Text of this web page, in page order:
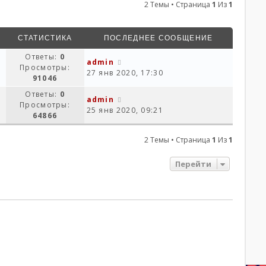
2 Темы • Страница1 Из1
СТАТИСТИКА ПОСЛЕДНЕЕ СООБЩЕНИЕ
Ответы: 0
Просмотры:
91046
admin
27 янв 2020, 17:30
Ответы: 0
Просмотры:
64866
admin
25 янв 2020, 09:21
2 Темы • Страница1 Из1
Перейти